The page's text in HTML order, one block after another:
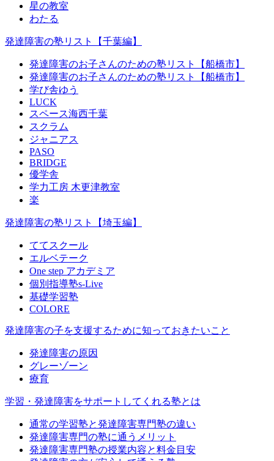
星の教室
わたる
発達障害の塾リスト【千葉編】
発達障害のお子さんのための塾リスト【船橋市】
発達障害のお子さんのための塾リスト【船橋市】
学び舎ゆう
LUCK
スペース海西千葉
スクラム
ジャニアス
PASO
BRIDGE
優学舎
学力工房 木更津教室
楽
発達障害の塾リスト【埼玉編】
ててスクール
エルベテーク
One step アカデミア
個別指導塾s-Live
基礎学習塾
COLORE
発達障害の子を支援するために知っておきたいこと
発達障害の原因
グレーゾーン
療育
学習・発達障害をサポートしてくれる塾とは
通常の学習塾と発達障害専門塾の違い
発達障害専門の塾に通うメリット
発達障害専門塾の授業内容と料金目安